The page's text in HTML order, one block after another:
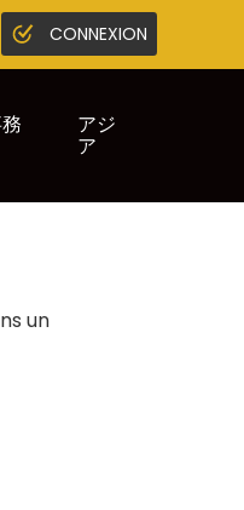
CONNEXION
アジ
ア
un